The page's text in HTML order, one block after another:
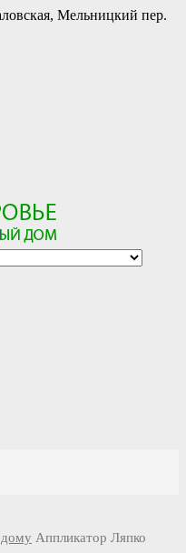
Мельницкий пер.
Москве и по всей России
официальные цены
Аппликатор Ляпко